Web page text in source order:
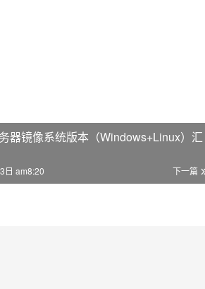
器镜像系统版本（Windows+Linux）汇
下一篇
日 am8:20